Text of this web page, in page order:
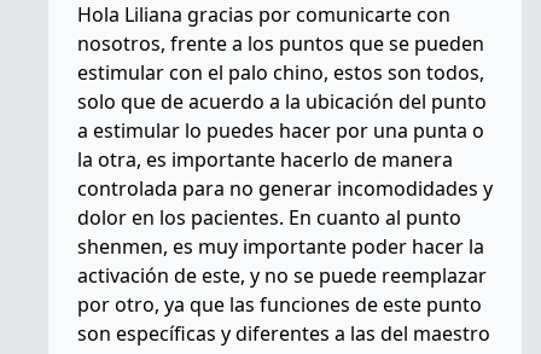
Hola Liliana gracias por comunicarte con
nosotros, frente a los puntos que se pueden
estimular con el palo chino, estos son todos,
solo que de acuerdo a la ubicación del punto
a estimular lo puedes hacer por una punta o
la otra, es importante hacerlo de manera
controlada para no generar incomodidades y
dolor en los pacientes. En cuanto al punto
shenmen, es muy importante poder hacer la
activación de este, y no se puede reemplazar
por otro, ya que las funciones de este punto
son específicas y diferentes a las del maestro